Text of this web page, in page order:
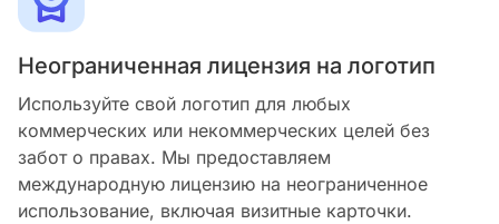
Неограниченная лицензия на логотип
Используйте свой логотип для любых
коммерческих или некоммерческих целей без
забот о правах. Мы предоставляем
международную лицензию на неограниченное
использование, включая визитные карточки.